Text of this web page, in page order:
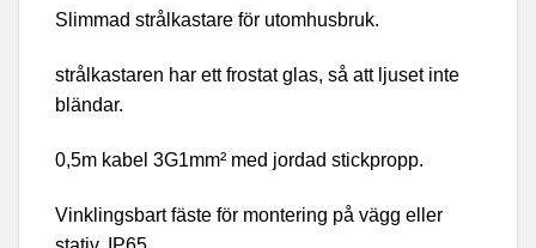
Slimmad strålkastare för utomhusbruk.
strålkastaren har ett frostat glas, så att ljuset inte
bländar.
0,5m kabel 3G1mm² med jordad stickpropp.
Vinklingsbart fäste för montering på vägg eller